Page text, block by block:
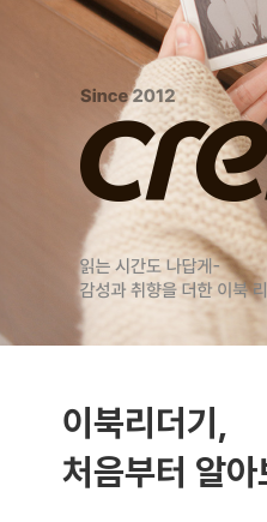
이북리더기,
처음부터 알아